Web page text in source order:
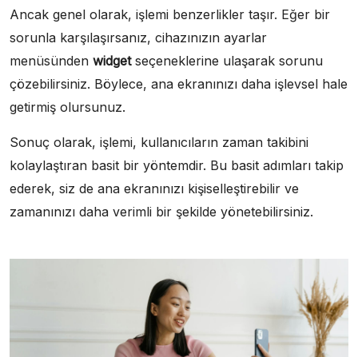
Ancak genel olarak, işlemi benzerlikler taşır. Eğer bir
sorunla karşılaşırsanız, cihazınızın ayarlar
menüsünden widgetseçeneklerine ulaşarak sorunu
çözebilirsiniz. Böylece, ana ekranınızı daha işlevsel hale
getirmiş olursunuz.
Sonuç olarak, işlemi, kullanıcıların zaman takibini
kolaylaştıran basit bir yöntemdir. Bu basit adımları takip
ederek, siz de ana ekranınızı kişiselleştirebilir ve
zamanınızı daha verimli bir şekilde yönetebilirsiniz.